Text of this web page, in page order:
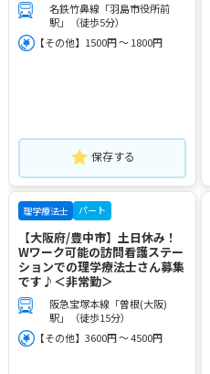
名鉄竹鼻線「羽島市役所前
駅」（徒歩5分）
【その他】1500円 ～ 1800円
保存する
理学療法士 パート
【大阪府/豊中市】土日休み！
Wワーク可能の訪問看護ステー
ションでの理学療法士さん募集
です♪＜非常勤＞
阪急宝塚本線「曽根(大阪)
駅」（徒歩15分）
【その他】3600円 ～ 4500円